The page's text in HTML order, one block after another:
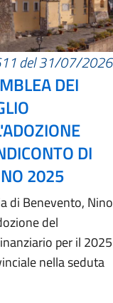
del 31/07/2026
DEI
DI
2025
di Benevento, Nino
del
per il 2025
nella seduta